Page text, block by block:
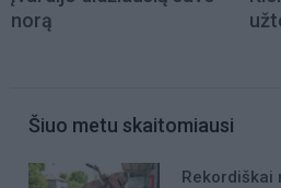
norą
Šiuo metu skaitomiausi
Rekordiškai